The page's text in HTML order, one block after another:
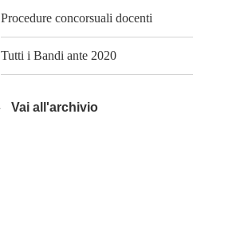
Procedure concorsuali docenti
Tutti i Bandi ante 2020
Vai all'archivio